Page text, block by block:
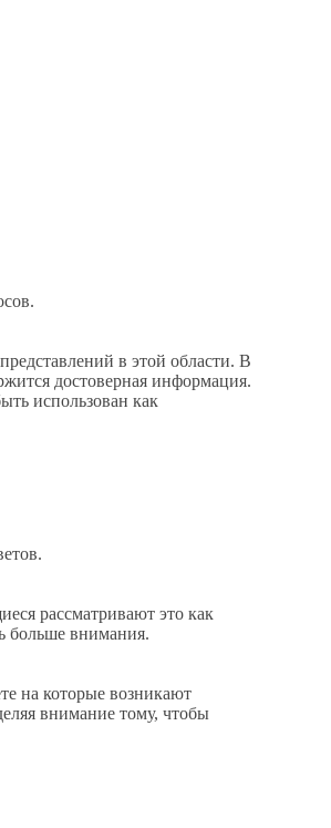
в этой области. В
достоверная информация.
использован как
рассматривают это как
больше внимания.
на которые возникают
внимание тому, чтобы